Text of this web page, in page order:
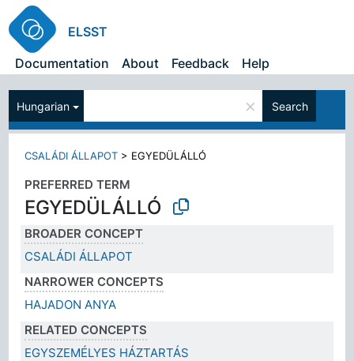
ELSST
Documentation
About Feedback Help
Hungarian × Search
CSALÁDI ÁLLAPOT > EGYEDÜLÁLLÓ
PREFERRED TERM
EGYEDÜLÁLLÓ
BROADER CONCEPT
CSALÁDI ÁLLAPOT
NARROWER CONCEPTS
HAJADON ANYA
RELATED CONCEPTS
EGYSZEMÉLYES HÁZTARTÁS